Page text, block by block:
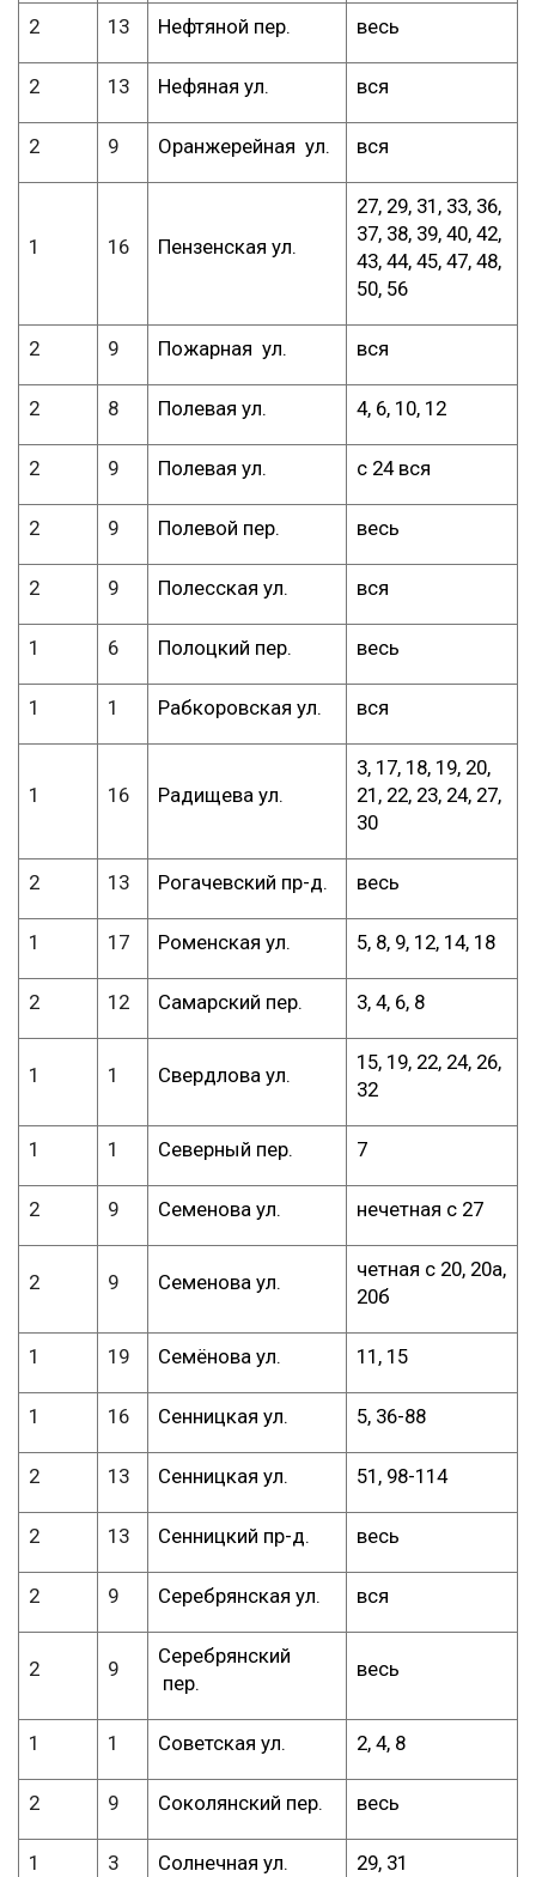
2 13 Нефтяной пер. весь
2 13 Нефяная ул. вся
2 9 Оранжерейная ул. вся
1 16 Пензенская ул.
27, 29, 31, 33, 36,
37, 38, 39, 40, 42,
43, 44, 45, 47, 48,
50, 56
2 9 Пожарная ул. вся
2 8 Полевая ул. 4, 6, 10, 12
2 9 Полевая ул. с 24 вся
2 9 Полевой пер. весь
2 9 Полесская ул. вся
1 6 Полоцкий пер. весь
1 1 Рабкоровская ул. вся
1 16 Радищева ул.
3, 17, 18, 19, 20,
21, 22, 23, 24, 27,
30
2 13 Рогачевский пр-д. весь
1 17 Роменская ул. 5, 8, 9, 12, 14, 18
2 12 Самарский пер. 3, 4, 6, 8
1 1 Свердлова ул.
15, 19, 22, 24, 26,
32
1 1 Северный пер. 7
2 9 Семенова ул. нечетная с 27
2 9 Семенова ул.
четная с 20, 20а,
20б
1 19 Семёнова ул. 11, 15
1 16 Сенницкая ул. 5, 36-88
2 13 Сенницкая ул. 51, 98-114
2 13 Сенницкий пр-д. весь
2 9 Серебрянская ул. вся
2 9
Серебрянский
пер.
весь
1 1 Советская ул. 2, 4, 8
2 9 Соколянский пер. весь
1 3 Солнечная ул. 29, 31